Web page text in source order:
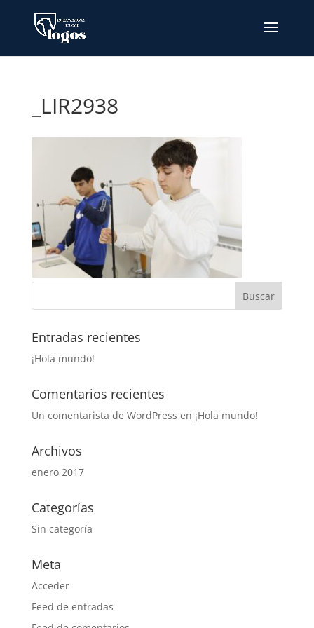
_LIR2938
Entradas recientes
¡Hola mundo!
Comentarios recientes
Un comentarista de WordPress en ¡Hola mundo!
Archivos
enero 2017
Categorías
Sin categoría
Meta
Acceder
Feed de entradas